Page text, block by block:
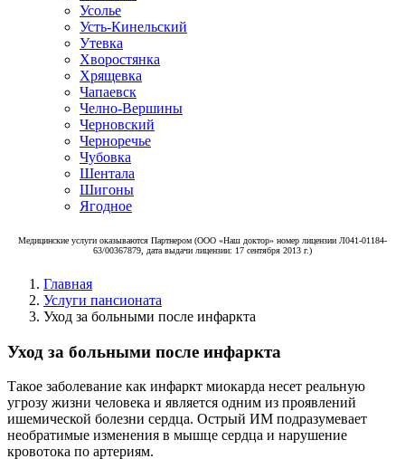
Усолье
Усть-Кинельский
Утевка
Хворостянка
Хрящевка
Чапаевск
Челно-Вершины
Черновский
Черноречье
Чубовка
Шентала
Шигоны
Ягодное
Медицинские услуги оказываются Партнером (ООО «Наш доктор» номер лицензии Л041-01184-
63/00367879, дата выдачи лицензии: 17 сентября 2013 г.)
Главная
Услуги пансионата
Уход за больными после инфаркта
Уход за больными после инфаркта
Такое заболевание как инфаркт миокарда несет реальную
угрозу жизни человека и является одним из проявлений
ишемической болезни сердца. Острый ИМ подразумевает
необратимые изменения в мышце сердца и нарушение
кровотока по артериям.